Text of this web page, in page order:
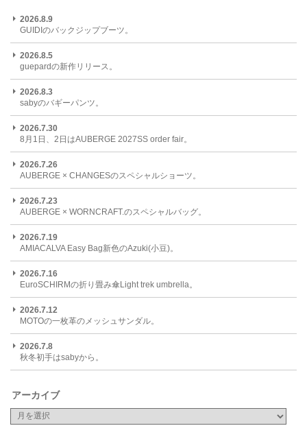
2026.8.9
GUIDIのバックジップブーツ。
2026.8.5
guepardの新作リリース。
2026.8.3
sabyのバギーパンツ。
2026.7.30
8月1日、2日はAUBERGE 2027SS order fair。
2026.7.26
AUBERGE × CHANGESのスペシャルショーツ。
2026.7.23
AUBERGE × WORNCRAFT.のスペシャルバッグ。
2026.7.19
AMIACALVA Easy Bag新色のAzuki(小豆)。
2026.7.16
EuroSCHIRMの折り畳み傘Light trek umbrella。
2026.7.12
MOTOの一枚革のメッシュサンダル。
2026.7.8
秋冬初手はsabyから。
アーカイブ